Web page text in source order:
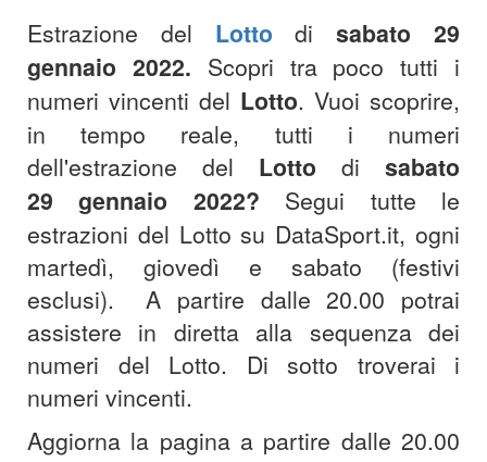
Estrazione del Lotto disabato 29
gennaio 2022. Scopri tra poco tutti i
numeri vincenti del Lotto. Vuoi scoprire,
in tempo reale, tutti i numeri
dell'estrazione del Lotto di sabato
29 gennaio 2022? Segui tutte le
estrazioni del Lotto su DataSport.it, ogni
martedì, giovedì e sabato (festivi
esclusi). A partire dalle 20.00 potrai
assistere in diretta alla sequenza dei
numeri del Lotto. Di sotto troverai i
numeri vincenti.
Aggiorna la pagina a partire dalle 20.00